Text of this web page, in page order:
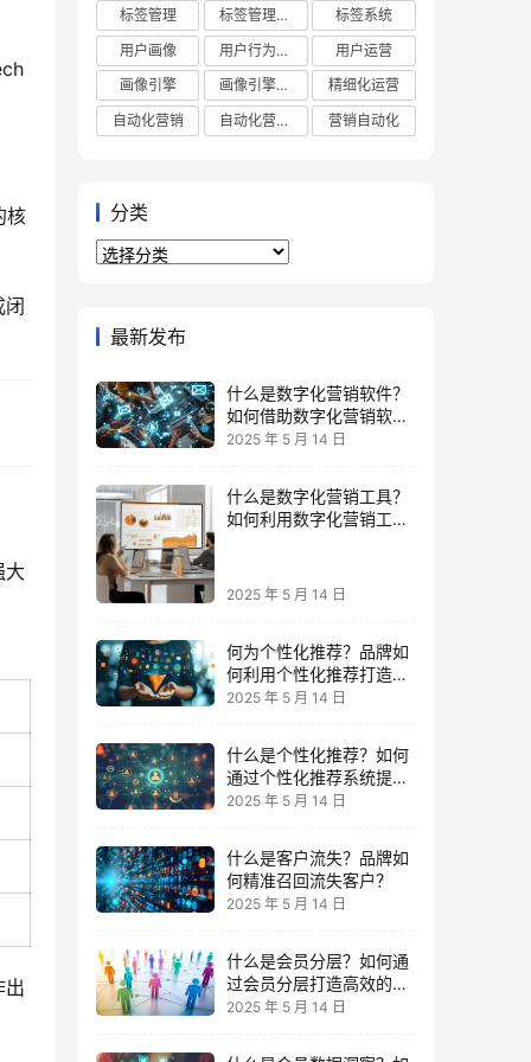
核
大
出
标签管理 标签管理平台
标签系统
用户画像
用户行为分析
用户运营
画像引擎
画像引擎平台
精细化运营
自动化营销
自动化营销平台 营销自动化
分类
分
最新发布
什么是数字化营销软件？
如何借助数字化营销软件
提升ROI？
2025 年 5 月 14 日
什么是数字化营销工具？
如何利用数字化营销工具
2025 年 5 月 14 日
何为个性化推荐？品牌如
何利用个性化推荐打造沉
浸式购物体验？
2025 年 5 月 14 日
什么是个性化推荐？如何
通过个性化推荐系统提升
用户体验与转化率？
2025 年 5 月 14 日
什么是客户流失？品牌如
何精准召回流失客户？
2025 年 5 月 14 日
什么是会员分层？如何通
过会员分层打造高效的会
员运营体系？
2025 年 5 月 14 日